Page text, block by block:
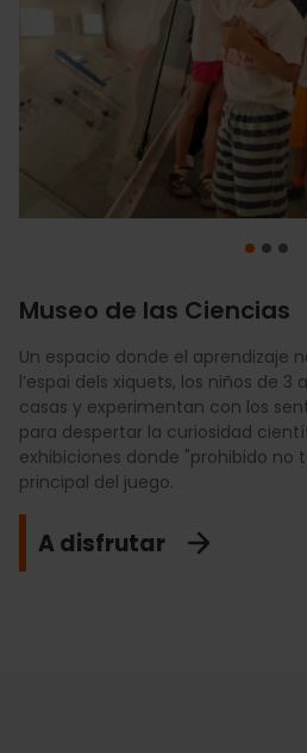
Museo de las Ciencias
Un espacio donde el aprendizaje
l’espai dels xiquets, los niños de
casas y experimentan con los
para despertar la curiosidad
exhibiciones donde "prohibido no
principal del juego.
A disfrutar
Viaja a través del espacio en
pantalla cóncava de 900 m2. Sus
sobre astronomía y naturaleza
los niños descubran los secretos
dinosaurios de una forma
envolvente y muy divertida.
Descúbrelo
La ciencia, el arte, la historia, las
disciplinas son una buena excusa
aprender a CaixaForum con los
programación incluye
conciertos o incluso menús
para configurar el plan familiar